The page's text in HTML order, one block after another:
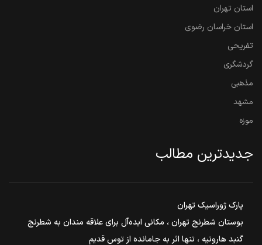
استان تهران
استان خراسان رضوی
تفریحی
گردشگری
مذهبی
مشهد
موزه
جدیدترین مطالب
پارک ژوراسیک تهران
بوستان شطرنج تهران ، مکانی ایده‌آل برای علاقه مندان به شطرنج
گنبد هارونیه ، تنها اثر به جامانده از توس قدیم